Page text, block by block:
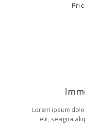
Lorem ipsum
elit, seagna